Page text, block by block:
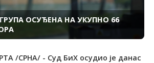
ОСУЂЕНА НА УКУПНО 66
/СРНА/ - Суд БиХ осудио је данас